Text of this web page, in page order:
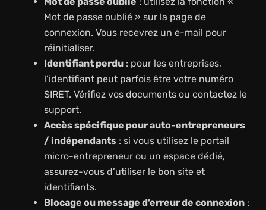
Mot de passe oublié » sur la page de
connexion. Vous recevrez un e-mail pour
réinitialiser.
Identifiant perdu: pour les entreprises,
l’identifiant peut parfois être votre numéro
SIRET. Vérifiez vos documents ou contactez le
support.
Accès spécifique pour auto-entrepreneurs
/ indépendants: si vous utilisez le portail
micro-entrepreneur ou un espace dédié,
assurez-vous d’utiliser le bon site et
identifiants.
Blocage ou message d’erreur de connexion: